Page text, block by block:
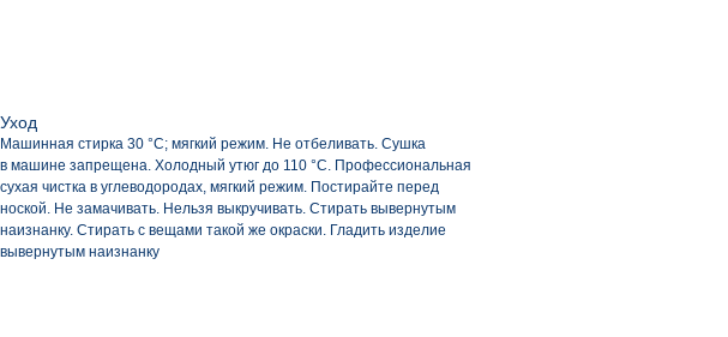
Уход
Машинная стирка 30 °C; мягкий режим. Не отбеливать. Сушка
в машине запрещена. Холодный утюг до 110 °C. Профессиональная
сухая чистка в углеводородах, мягкий режим. Постирайте перед
ноской. Не замачивать. Нельзя выкручивать. Стирать вывернутым
наизнанку. Стирать с вещами такой же окраски. Гладить изделие
вывернутым наизнанку